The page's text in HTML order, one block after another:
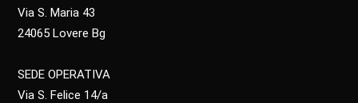
Via S. Maria 43
24065 Lovere Bg
SEDE OPERATIVA
Via S. Felice 14/a